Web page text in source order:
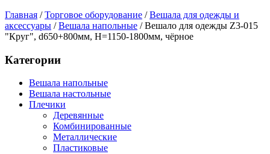
Главная / Торговое оборудование / Вешала для одежды и
аксессуары / Вешала напольные / Вешало для одежды Z3-015
"Круг", d650+800мм, H=1150-1800мм, чёрное
Категории
Вешала напольные
Вешала настольные
Плечики
Деревянные
Комбинированные
Металлические
Пластиковые